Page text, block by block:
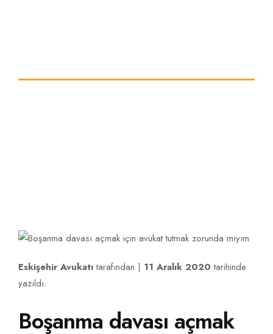
Eskişehir Avukatıtarafından | 11 Aralık 2020 tarihinde
yazıldı.
Boşanma davası açmak